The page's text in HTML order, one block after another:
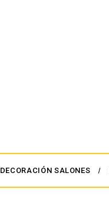
DECORACIÓN SALONES